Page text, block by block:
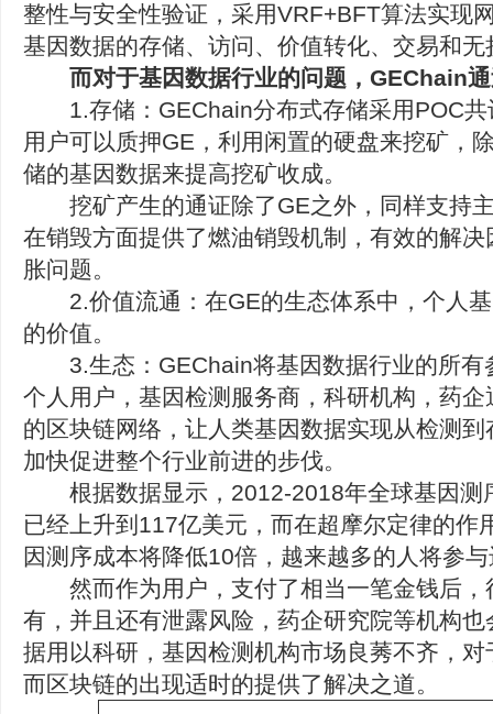
整性与安全性验证，采用VRF+BFT算法实现
基因数据的存储、访问、价值转化、交易和无
而对于基因数据行业的问题，GEChain通
1.存储：GEChain分布式存储采用POC共
用户可以质押GE，利用闲置的硬盘来挖矿，
储的基因数据来提高挖矿收成。
挖矿产生的通证除了GE之外，同样支持
在销毁方面提供了燃油销毁机制，有效的解
胀问题。
2.价值流通：在GE的生态体系中，个人基
的价值。
3.生态：GEChain将基因数据行业的所有
个人用户，基因检测服务商，科研机构，药
的区块链网络，让人类基因数据实现从检测
加快促进整个行业前进的步伐。
根据数据显示，2012-2018年全球基因测
已经上升到117亿美元，而在超摩尔定律的作
因测序成本将降低10倍，越来越多的人将参
然而作为用户，支付了相当一笔金钱后，
有，并且还有泄露风险，药企研究院等机构
据用以科研，基因检测机构市场良莠不齐，
而区块链的出现适时的提供了解决之道。